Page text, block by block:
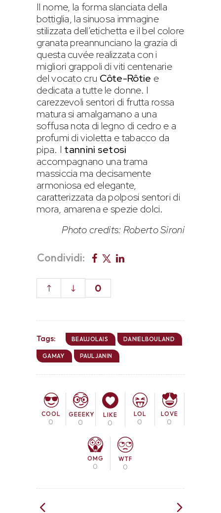
Il nome, la forma slanciata della
bottiglia, la sinuosa immagine
stilizzata dell’etichetta e il bel colore
granata preannunciano la grazia di
questa cuvée realizzata con i
migliori grappoli di viti centenarie
del vocato cru Côte-Rôtie e
dedicata a tutte le donne. I
carezzevoli sentori di frutta rossa
matura si amalgamano a una
soffusa nota di legno di cedro e a
profumi di violetta e tabacco da
pipa. I tannini setosi
accompagnano una trama
massiccia ma decisamente
armoniosa ed elegante,
caratterizzata da polposi sentori di
mora, amarena e spezie dolci.
Photo credits: Roberto Sironi
Condividi:
0
Tags: BEAUJOLAIS DANIELBOULAND
GAMAY PAULJANIN
COOL
0
GEEEKY
0
LIKE
0
LOL
0
LOVE
0
OMG
0
WTF
0